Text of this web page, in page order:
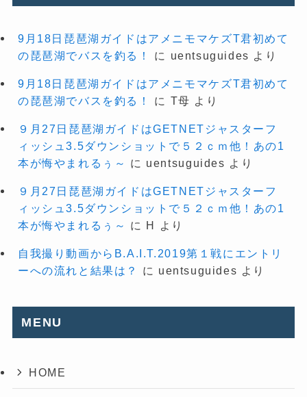
9月18日琵琶湖ガイドはアメニモマケズT君初めて
の琵琶湖でバスを釣る！
に uentsuguides より
9月18日琵琶湖ガイドはアメニモマケズT君初めて
の琵琶湖でバスを釣る！
に T母 より
９月27日琵琶湖ガイドはGETNETジャスターフ
ィッシュ3.5ダウンショットで５２ｃｍ他！あの1
本が悔やまれるぅ～
に uentsuguides より
９月27日琵琶湖ガイドはGETNETジャスターフ
ィッシュ3.5ダウンショットで５２ｃｍ他！あの1
本が悔やまれるぅ～
に H より
自我撮り動画からB.A.I.T.2019第１戦にエントリ
ーへの流れと結果は？
に uentsuguides より
MENU
HOME